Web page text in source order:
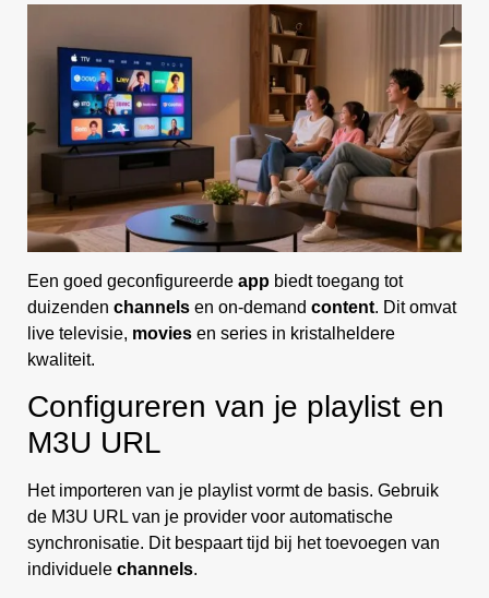
Een goed geconfigureerde app biedt toegang tot
duizenden channels en on-demand content. Dit omvat
live televisie, movies en series in kristalheldere
kwaliteit.
Configureren van je playlist en
M3U URL
Het importeren van je playlist vormt de basis. Gebruik
de M3U URL van je provider voor automatische
synchronisatie. Dit bespaart tijd bij het toevoegen van
individuele channels.